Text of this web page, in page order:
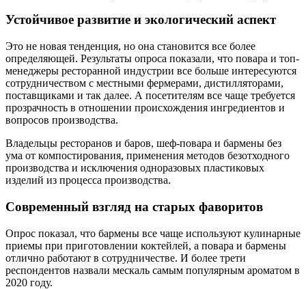
Устойчивое развитие и экологический аспект
Это не новая тенденция, но она становится все более
определяющей. Результаты опроса показали, что повара и топ-
менеджеры ресторанной индустрии все больше интересуются
сотрудничеством с местными фермерами, дистилляторами,
поставщиками и так далее. А посетителям все чаще требуется
прозрачность в отношении происхождения ингредиентов и
вопросов производства.
Владельцы ресторанов и баров, шеф-повара и бармены без
ума от компостирования, применения методов безотходного
производства и исключения одноразовых пластиковых
изделий из процесса производства.
Современный взгляд на старых фаворитов
Опрос показал, что бармены все чаще используют кулинарные
приемы при приготовлении коктейлей, а повара и бармены
отлично работают в сотрудничестве. И более трети
респондентов назвали мескаль самым популярным ароматом в
2020 году.